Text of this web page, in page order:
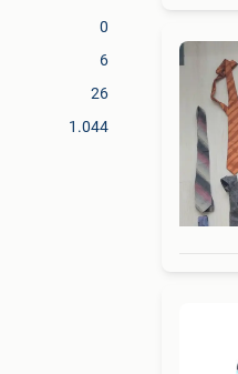
0
6
26
1.044